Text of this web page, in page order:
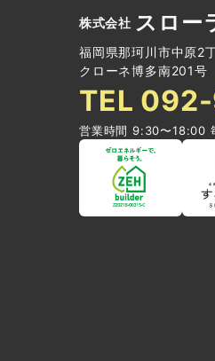
株式会社 スロー
福岡県那珂川市中原2
クローネ博多南201号
TEL 092-
営業時間 9:30〜18:00